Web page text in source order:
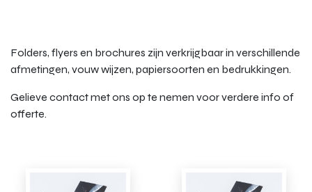
Folders, flyers en brochures zijn verkrijgbaar in verschillende
afmetingen, vouw wijzen, papiersoorten en bedrukkingen.
Gelieve contact met ons op te nemen voor verdere info of
offerte.